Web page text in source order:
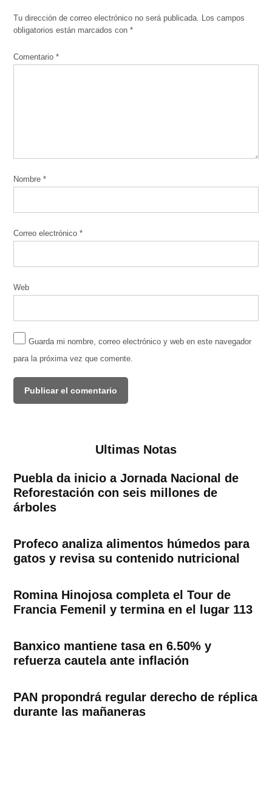
Tu dirección de correo electrónico no será publicada. Los campos
obligatorios están marcados con*
Comentario*
Nombre*
Correo electrónico*
Web
Guarda mi nombre, correo electrónico y web en este navegador
para la próxima vez que comente.
Ultimas Notas
Puebla da inicio a Jornada Nacional de
Reforestación con seis millones de
árboles
Profeco analiza alimentos húmedos para
gatos y revisa su contenido nutricional
Romina Hinojosa completa el Tour de
Francia Femenil y termina en el lugar 113
Banxico mantiene tasa en 6.50% y
refuerza cautela ante inflación
PAN propondrá regular derecho de réplica
durante las mañaneras